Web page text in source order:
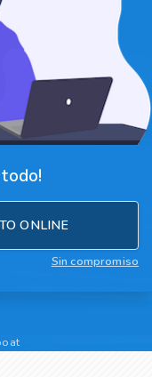
ONLINE
Sin compromiso